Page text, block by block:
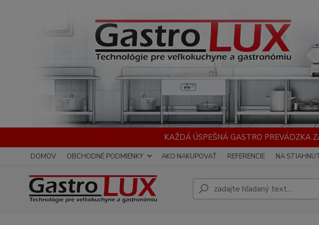
KAŽDÁ ÚSPEŠNÁ GASTRO PREVÁDZKA
DOMOV OBCHODNÉ PODMIENKY AKO NAKUPOVAŤ REFERENCIE NA